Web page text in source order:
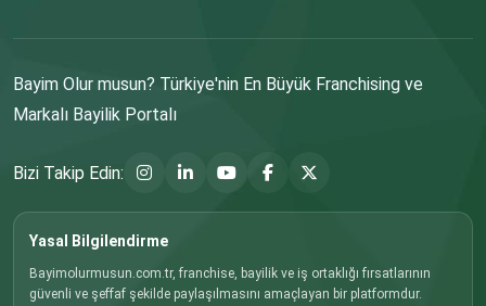
Bayim Olur musun? Türkiye'nin En Büyük Franchising ve
Markalı Bayilik Portalı
Bizi Takip Edin:
Yasal Bilgilendirme
Bayimolurmusun.com.tr, franchise, bayilik ve iş ortaklığı fırsatlarının
güvenli ve şeffaf şekilde paylaşılmasını amaçlayan bir platformdur.